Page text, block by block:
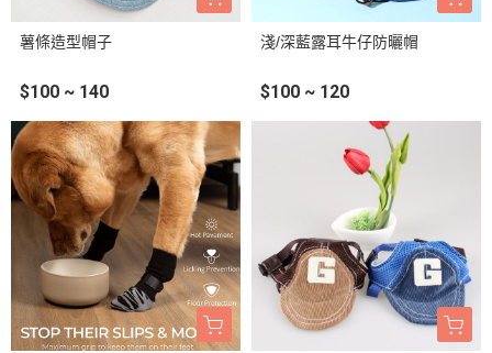
薯條造型帽子
$100 ~ 140
淺/深藍露耳牛仔防曬帽
$100 ~ 120